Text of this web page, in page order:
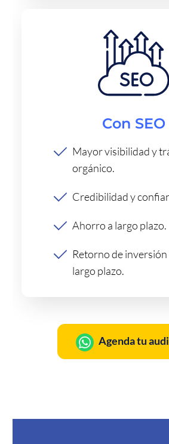
Con SEO
Mayor visibilidad y
orgánico.
Credibilidad y
Ahorro a largo plazo.
Retorno de inversión
largo plazo.
Agenda tu